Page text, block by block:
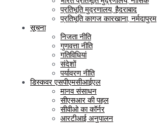
प्रतिभूति मुद्रणालय, हैदराबाद
प्रतिभूति कागज कारखाना, नर्मदापुरम
सूचना
निजता नीति
गुणवत्ता नीति
गतिविधियां
संदेशों
पर्यावरण नीति
डिस्कवर एसपीएमसीआईएल
मानव संसाधन
सीएसआर की पहल
सीवीओ का कॉर्नर
आरटीआई अनुपालन